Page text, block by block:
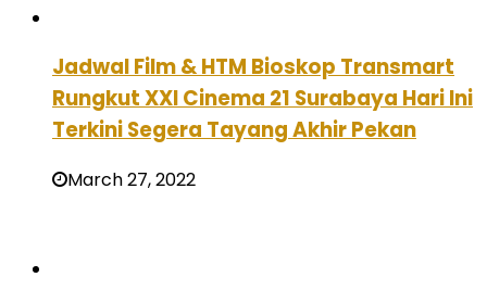
Jadwal Film & HTM Bioskop Transmart
Rungkut XXI Cinema 21 Surabaya Hari Ini
Terkini Segera Tayang Akhir Pekan
March 27, 2022